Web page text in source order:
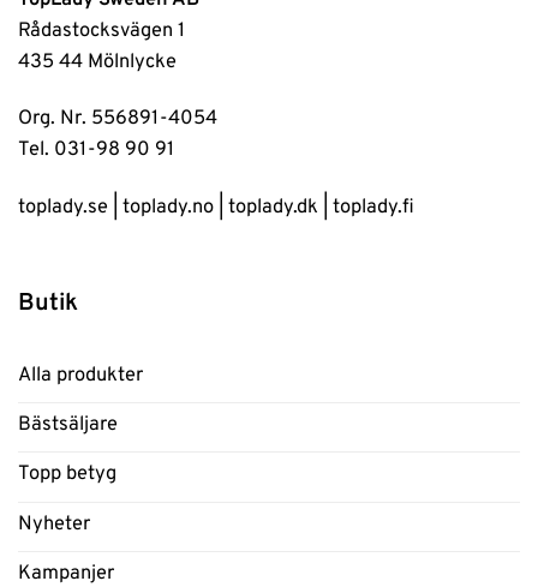
Rådastocksvägen 1
435 44 Mölnlycke
Org. Nr. 556891-4054
Tel. 031-98 90 91
toplady.se toplady.no toplady.dk toplady.fi
Butik
Alla produkter
Bästsäljare
Topp betyg
Nyheter
Kampanjer